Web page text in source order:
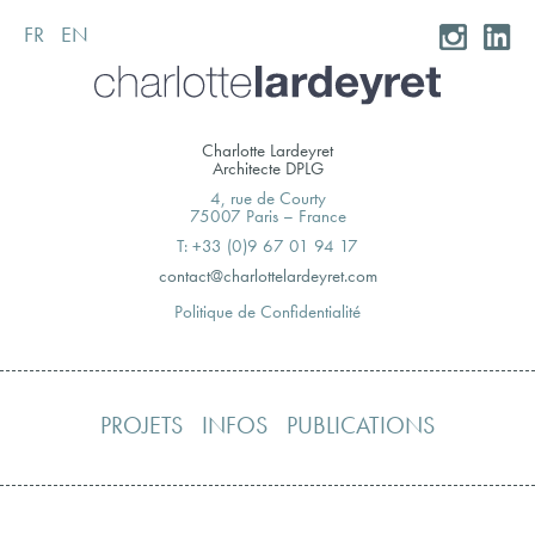
Skip
to
FR EN
Charlotte Lardeyret
Architecte DPLG
4, rue de Courty
75007 Paris – France
T: +33 (0)9 67 01 94 17
moc.teryedralettolrahc@tcatnoc
Politique de Confidentialité
PROJETS INFOS PUBLICATIONS